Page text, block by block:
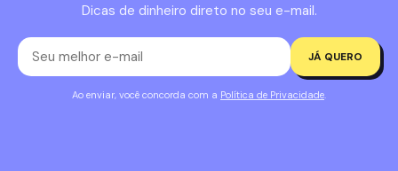
Dicas de dinheiro direto no seu e-mail.
JÁ QUERO
Ao enviar, você concorda com a Política de Privacidade.